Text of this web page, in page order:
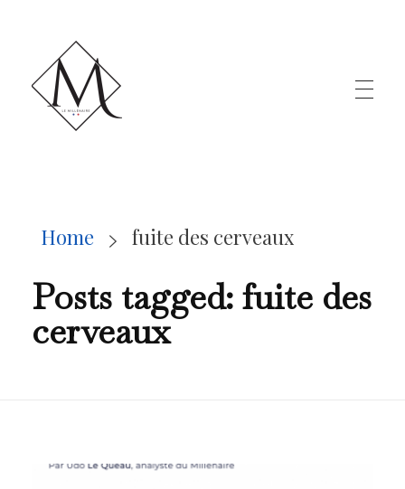
Home fuite des cerveaux
Posts tagged: fuite des
cerveaux